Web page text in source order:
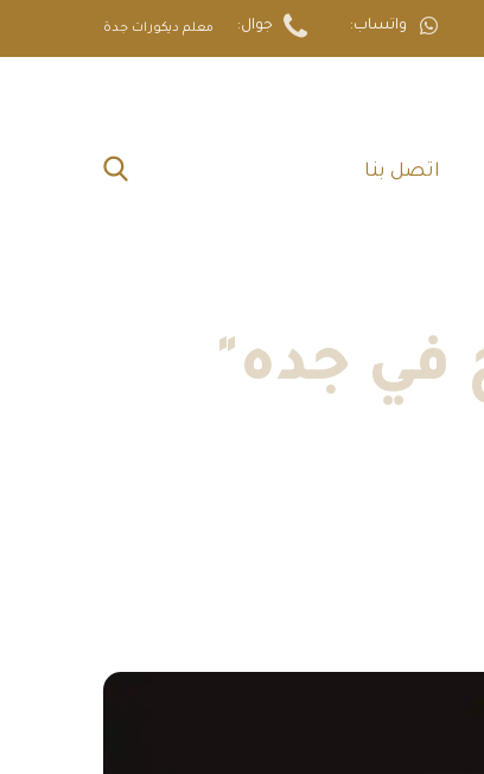
واتساب: جوال: معلم ديكورات جدة
اتصل بنا‎